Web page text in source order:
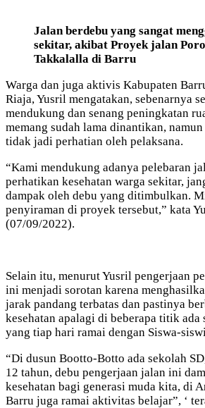
Jalan berdebu yang sangat
sekitar, akibat Proyek jalan
Takkalalla di Barru
Warga dan juga aktivis Kabupaten
Riaja, Yusril mengatakan, sebenarnya
mendukung dan senang peningkatan
memang sudah lama dinantikan,
tidak jadi perhatian oleh pelaksana.
“Kami mendukung adanya pelebaran
perhatikan kesehatan warga sekitar,
dampak oleh debu yang ditimbulkan.
penyiraman di proyek tersebut,” kata
(07/09/2022).
Selain itu, menurut Yusril pengerjaan
ini menjadi sorotan karena
jarak pandang terbatas dan pastinya
kesehatan apalagi di beberapa titik ada
yang tiap hari ramai dengan Siswa-
“Di dusun Bootto-Botto ada sekolah
12 tahun, debu pengerjaan jalan ini
kesehatan bagi generasi muda kita, di
Barru juga ramai aktivitas belajar”, ‘